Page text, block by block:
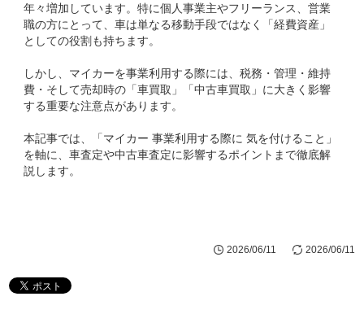
年々増加しています。特に個人事業主やフリーランス、営業
職の方にとって、車は単なる移動手段ではなく「経費資産」
としての役割も持ちます。
しかし、マイカーを事業利用する際には、税務・管理・維持
費・そして売却時の「車買取」「中古車買取」に大きく影響
する重要な注意点があります。
本記事では、「マイカー 事業利用する際に 気を付けること」
を軸に、車査定や中古車査定に影響するポイントまで徹底解
説します。
2026/06/11
2026/06/11